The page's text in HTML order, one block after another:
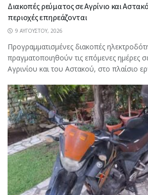
Διακοπές ρεύματος σε Αγρίνιο και
περιοχές επηρεάζονται
9 ΑΥΓΟΎΣΤΟΥ, 2026
Προγραμματισμένες διακοπές
πραγματοποιηθούν τις επόμενες ημέρες
Αγρινίου και του Αστακού, στο πλαίσιο